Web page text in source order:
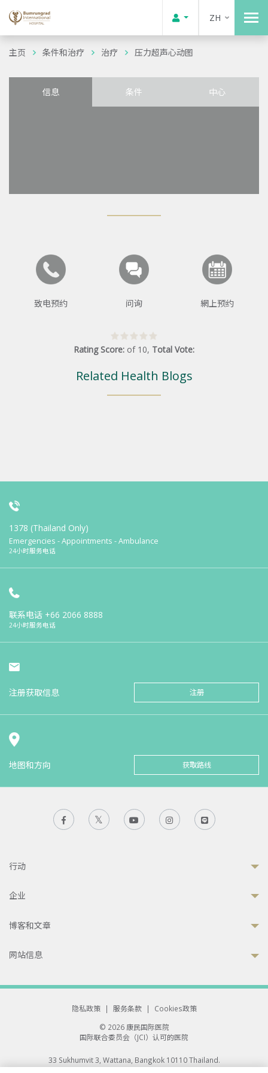
ZH
主页 条件和治疗 治疗 压力超声心动图
信息 条件 中心
致电预约 问询 網上预约
Rating Score: of 10, Total Vote:
Related Health Blogs
1378 (Thailand Only)
Emergencies - Appointments - Ambulance
24小时服务电话
联系电话 +66 2066 8888
24小时服务电话
注册获取信息 注册
地图和方向 获取路线
行动
企业
博客和文章
网站信息
隐私政策 | 服务条款 |
Cookies政策
© 2026 康民国际医院
国际联合委员会（JCI）认可的医院
33 Sukhumvit 3, Wattana, Bangkok 10110 Thailand.
All rights reserved.